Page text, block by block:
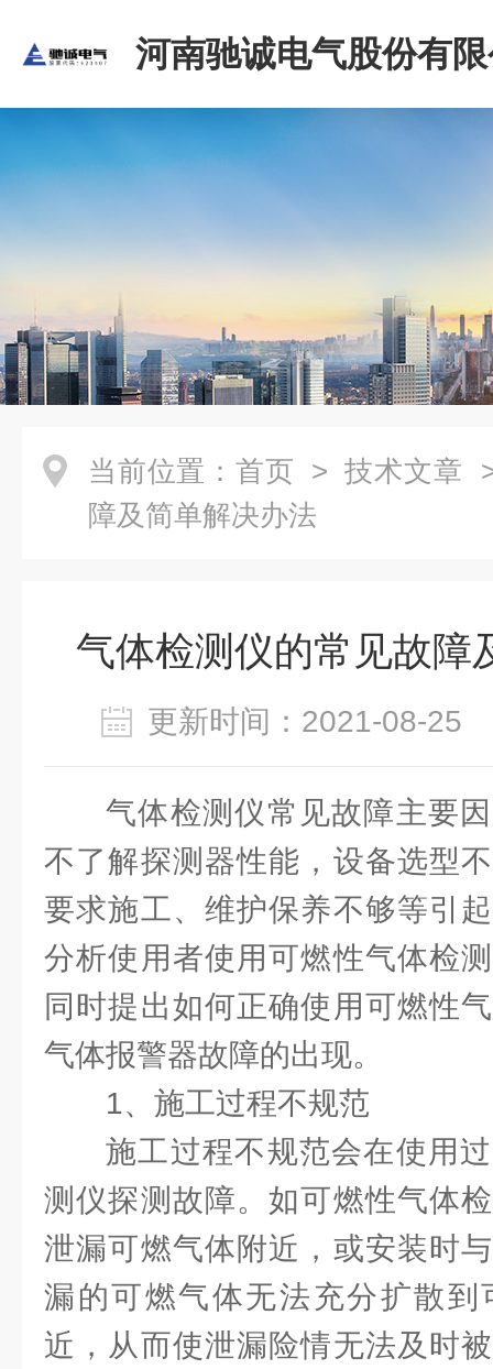
河南驰诚电气股份有
当前位置： 首页 > 技术文章
障及简单解决办法
气体检测仪的常见故障
更新时间：2021-08-
气体检测仪常见故障主要
不了解探测器性能，设备选型
要求施工、维护保养不够等引
分析使用者使用可燃性气体检
同时提出如何正确使用可燃性
气体报警器故障的出现。
1、施工过程不规范
施工过程不规范会在使用
测仪探测故障。如可燃性气体
泄漏可燃气体附近，或安装时
漏的可燃气体无法充分扩散到
近，从而使泄漏险情无法及时